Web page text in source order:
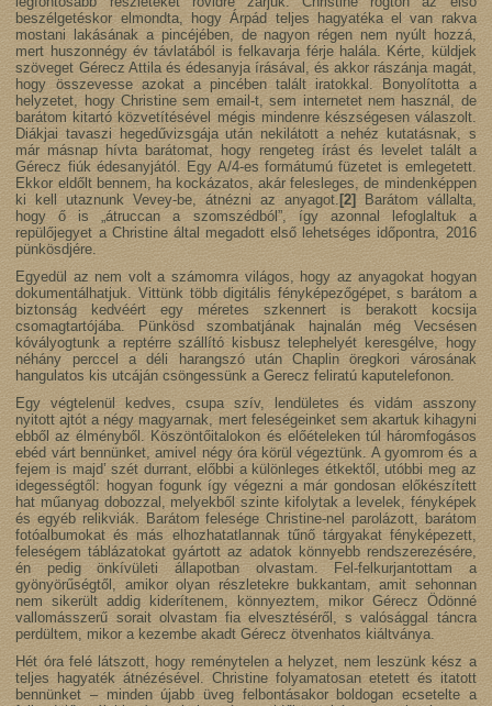
beszélgetéskor elmondta, hogy Árpád teljes hagyatéka el van rakva
mostani lakásának a pincéjében, de nagyon régen nem nyúlt hozzá,
mert huszonnégy év távlatából is felkavarja férje halála. Kérte, küldjek
szöveget Gérecz Attila és édesanyja írásával, és akkor rászánja magát,
hogy összevesse azokat a pincében talált iratokkal. Bonyolította a
helyzetet, hogy Christine sem email-t, sem internetet nem használ, de
barátom kitartó közvetítésével mégis mindenre készségesen válaszolt.
Diákjai tavaszi hegedűvizsgája után nekilátott a nehéz kutatásnak, s
már másnap hívta barátomat, hogy rengeteg írást és levelet talált a
Gérecz fiúk édesanyjától. Egy A/4-es formátumú füzetet is emlegetett.
Ekkor eldőlt bennem, ha kockázatos, akár felesleges, de mindenképpen
ki kell utaznunk Vevey-be, átnézni az anyagot. [2]
Barátom vállalta,
hogy ő is „átruccan a szomszédból”, így azonnal lefoglaltuk a
repülőjegyet a Christine által megadott első lehetséges időpontra, 2016
pünkösdjére.
Egyedül az nem volt a számomra világos, hogy az anyagokat hogyan
dokumentálhatjuk. Vittünk több digitális fényképezőgépet, s barátom a
biztonság kedvéért egy méretes szkennert is berakott kocsija
csomagtartójába. Pünkösd szombatjának hajnalán még Vecsésen
kóvályogtunk a reptérre szállító kisbusz telephelyét keresgélve, hogy
néhány perccel a déli harangszó után Chaplin öregkori városának
hangulatos kis utcáján csöngessünk a Gerecz feliratú kaputelefonon.
Egy végtelenül kedves, csupa szív, lendületes és vidám asszony
nyitott ajtót a négy magyarnak, mert feleségeinket sem akartuk kihagyni
ebből az élményből. Köszöntőitalokon és előételeken túl háromfogásos
ebéd várt bennünket, amivel négy óra körül végeztünk. A gyomrom és a
fejem is majd’ szét durrant, előbbi a különleges étkektől, utóbbi meg az
idegességtől: hogyan fogunk így végezni a már gondosan előkészített
hat műanyag dobozzal, melyekből szinte kifolytak a levelek, fényképek
és egyéb relikviák. Barátom felesége Christine-nel parolázott, barátom
fotóalbumokat és más elhozhatatlannak tűnő tárgyakat fényképezett,
feleségem táblázatokat gyártott az adatok könnyebb rendszerezésére,
én pedig önkívületi állapotban olvastam. Fel-felkurjantottam a
gyönyörűségtől, amikor olyan részletekre bukkantam, amit sehonnan
nem sikerült addig kiderítenem, könnyeztem, mikor Gérecz Ödönné
vallomásszerű sorait olvastam fia elvesztéséről, s valósággal táncra
perdültem, mikor a kezembe akadt Gérecz ötvenhatos kiáltványa.
Hét óra felé látszott, hogy reménytelen a helyzet, nem leszünk kész a
teljes hagyaték átnézésével. Christine folyamatosan etetett és itatott
bennünket – minden újabb üveg felbontásakor boldogan ecsetelte a